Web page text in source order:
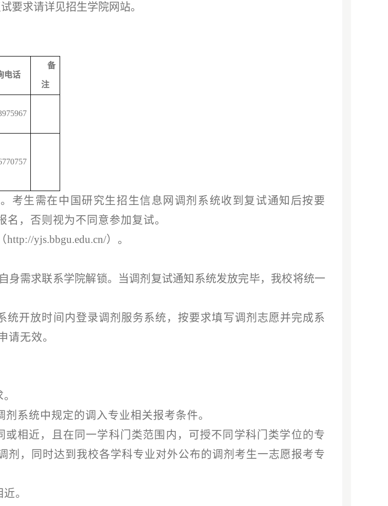
要求请详见招生学院网站。
电话
备
注
考生需在中国研究生招生信息网调剂系统收到复试通知后按要
名 ， 否则视为不同意参加复试。
http://yjs.bbgu.edu.cn/） 。
身需求联系学院解锁。当调剂复试通知系统发放完毕，我校将统一
统开放时间内登录调剂服务系统，按要求填写调剂志愿并完成系
请无效。
系统中规定的调入专业相关报考条件。
相近，且在同一学科门类范围内，可授不同学科门类学位的专
剂，同时达到我校各学科专业对外公布的调剂考生一志愿报考专
。